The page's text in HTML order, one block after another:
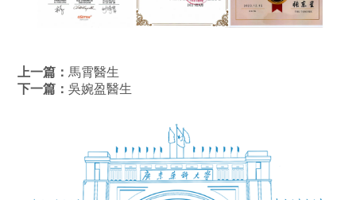
上一篇： 馬霄醫生
下一篇：吳婉盈醫生